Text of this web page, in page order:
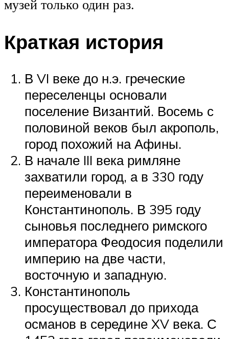
музей только один раз.
Краткая история
В VI веке до н.э. греческие
переселенцы основали
поселение Византий. Восемь с
половиной веков был акрополь,
город похожий на Афины.
В начале III века римляне
захватили город, а в 330 году
переименовали в
Константинополь. В 395 году
сыновья последнего римского
императора Феодосия поделили
империю на две части,
восточную и западную.
Константинополь
просуществовал до прихода
османов в середине XV века. С